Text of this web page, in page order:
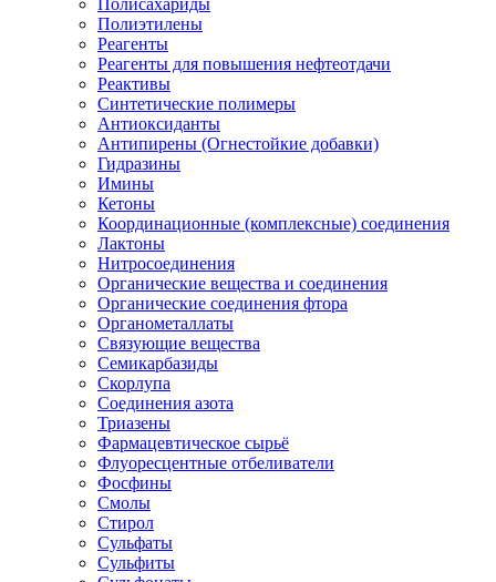
Полисахариды
Полиэтилены
Реагенты
Реагенты для повышения нефтеотдачи
Реактивы
Синтетические полимеры
Антиоксиданты
Антипирены (Огнестойкие добавки)
Гидразины
Имины
Кетоны
Координационные (комплексные) соединения
Лактоны
Нитросоединения
Органические вещества и соединения
Органические соединения фтора
Органометаллаты
Связующие вещества
Семикарбазиды
Скорлупа
Соединения азота
Триазены
Фармацевтическое сырьё
Флуоресцентные отбеливатели
Фосфины
Смолы
Стирол
Сульфаты
Сульфиты